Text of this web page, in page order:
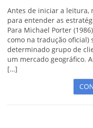
Antes de iniciar a leitura,
para entender as
Para Michael Porter
como na tradução oficial)
determinado grupo de
um mercado geográfico.
[…]